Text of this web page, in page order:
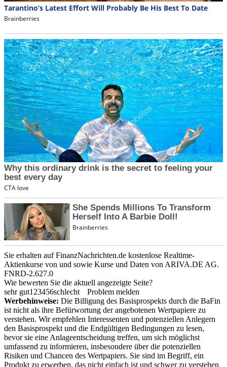
Sie erhalten auf FinanzNachrichten.de kostenlose Realtime-
Aktienkurse von und sowie Kurse und Daten von ARIVA.DE AG.
FNRD-2.627.0
Wie bewerten Sie die aktuell angezeigte Seite?
sehr gut1 23456schlecht
Problem melden
Werbehinweise: Die Billigung des Basisprospekts durch die BaFin
ist nicht als ihre Befürwortung der angebotenen Wertpapiere zu
verstehen. Wir empfehlen Interessenten und potenziellen Anlegern
den Basisprospekt und die Endgültigen Bedingungen zu lesen,
bevor sie eine Anlageentscheidung treffen, um sich möglichst
umfassend zu informieren, insbesondere über die potenziellen
Risiken und Chancen des Wertpapiers. Sie sind im Begriff, ein
Produkt zu erwerben, das nicht einfach ist und schwer zu verstehen